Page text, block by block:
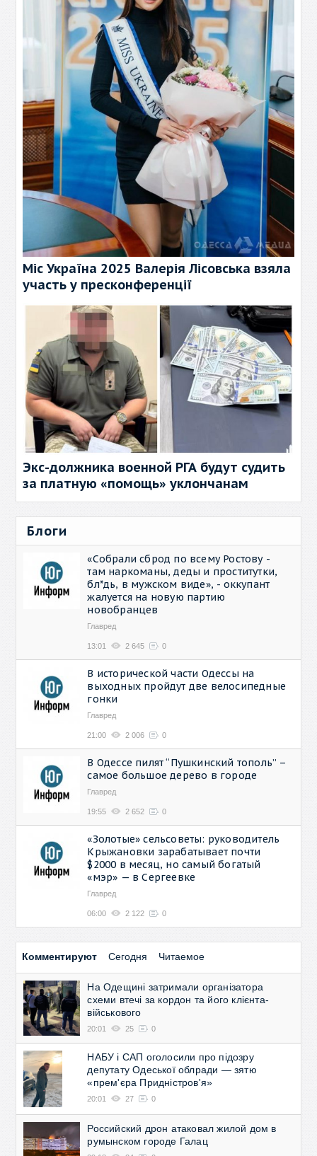
Міс Україна 2025 Валерія Лісовська взяла
участь у пресконференції
Экс-должника военной РГА будут судить
за платную «помощь» уклончанам
Блоги
«Собрали сброд по всему Ростову -
там наркоманы, деды и проститутки,
бл*дь, в мужском виде», - оккупант
жалуется на новую партию
новобранцев
Главред
13:01 2 645 0
В исторической части Одессы на
выходных пройдут две велосипедные
гонки
Главред
21:00 2 006 0
В Одессе пилят “Пушкинский тополь” –
самое большое дерево в городе
Главред
19:55 2 652 0
«Золотые» сельсоветы: руководитель
Крыжановки зарабатывает почти
$2000 в месяц, но самый богатый
«мэр» — в Сергеевке
Главред
06:00 2 122 0
Комментируют Сегодня Читаемое
На Одещині затримали організатора
схеми втечі за кордон та його клієнта-
військового
20:01 25 0
НАБУ і САП оголосили про підозру
депутату Одеської облради — зятю
«прем'єра Придністров'я»
20:01 27 0
Российский дрон атаковал жилой дом в
румынском городе Галац